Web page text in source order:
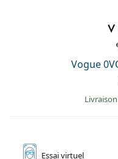
Vogue
Essaivirtuel